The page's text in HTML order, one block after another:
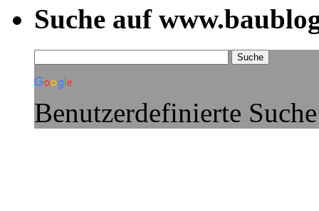
Suche auf
Benutzerdefinierte Suche